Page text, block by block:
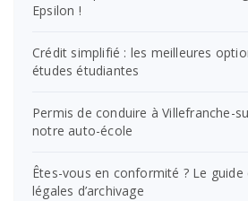
Epsilon !
Crédit simplifié : les meilleures
études étudiantes
Permis de conduire à Villefranche-
notre auto-école
Êtes-vous en conformité ? Le
légales d’archivage